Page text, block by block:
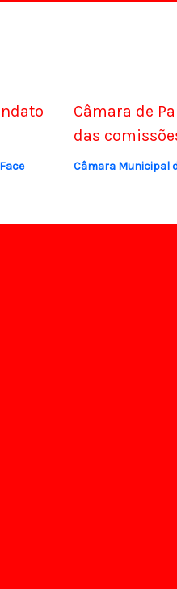
Câmara de
das
Câmara Municipal